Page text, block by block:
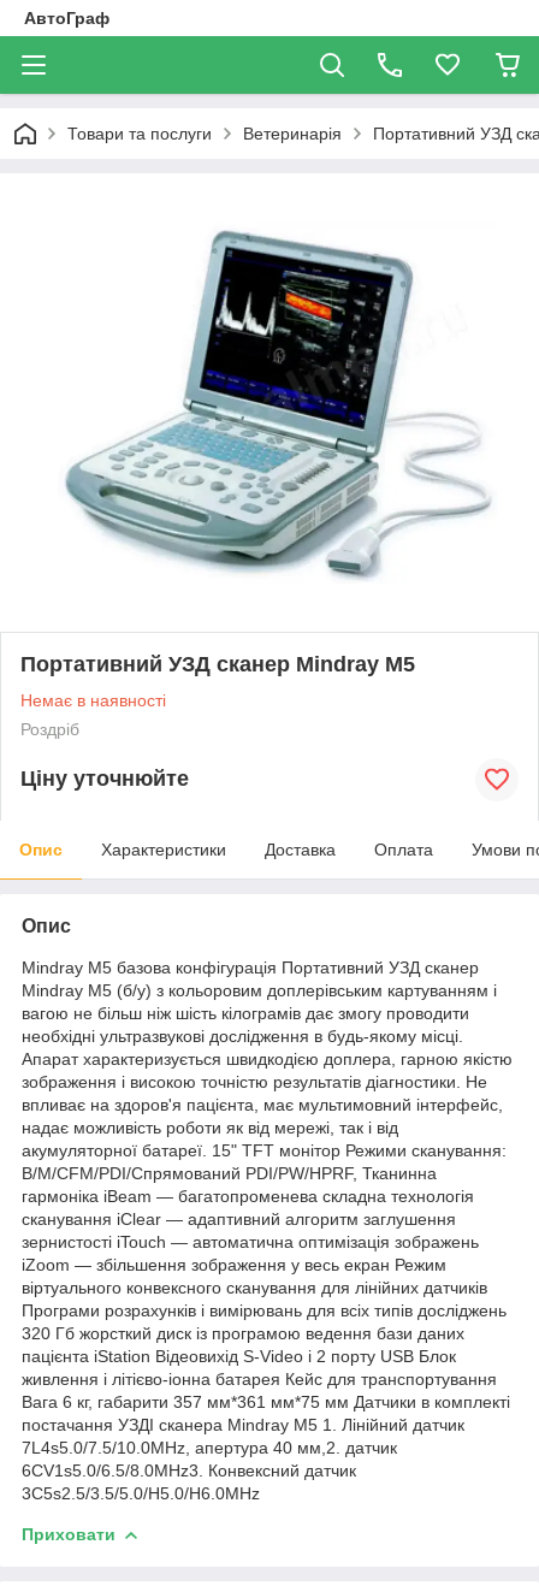
АвтоГраф
Товари та послуги Ветеринарія Портативний УЗД
Портативний УЗД сканер Mindray M5
Немає в наявності
Роздріб
Ціну уточнюйте
Опис Характеристики Доставка Оплата Умови
Опис
Mindray M5 базова конфігурація Портативний УЗД сканер
Mindray M5 (б/у) з кольоровим доплерівським картуванням і
вагою не більш ніж шість кілограмів дає змогу проводити
необхідні ультразвукові дослідження в будь-якому місці.
Апарат характеризується швидкодією доплера, гарною якістю
зображення і високою точністю результатів діагностики. Не
впливає на здоров'я пацієнта, має мультимовний інтерфейс,
надає можливість роботи як від мережі, так і від
акумуляторної батареї. 15" TFT монітор Режими сканування:
B/M/CFM/PDI/Спрямований PDI/PW/HPRF, Тканинна
гармоніка iBeam — багатопроменева складна технологія
сканування iClear — адаптивний алгоритм заглушення
зернистості iTouch — автоматична оптимізація зображень
iZoom — збільшення зображення у весь екран Режим
віртуального конвексного сканування для лінійних датчиків
Програми розрахунків і вимірювань для всіх типів досліджень
320 Гб жорсткий диск із програмою ведення бази даних
пацієнта iStation Відеовихід S-Video і 2 порту USB Блок
живлення і літієво-іонна батарея Кейс для транспортування
Вага 6 кг, габарити 357 мм*361 мм*75 мм Датчики в комплекті
постачання УЗДІ сканера Mindray M5 1. Лінійний датчик
7L4s5.0/7.5/10.0MHz, апертура 40 мм,2. датчик
6СV1s5.0/6.5/8.0MHz3. Конвексний датчик
3С5s2.5/3.5/5.0/H5.0/H6.0MHz
Приховати